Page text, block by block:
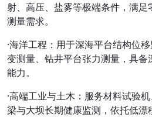
射、高压、盐雾等极端条件，满
测量需求。
·海洋工程 ：用于深海平台结构位
变测量、钻井平台张力测量，具
能力。
·高端工业与土木 ：服务材料试验
梁与大坝长期健康监测，依托低